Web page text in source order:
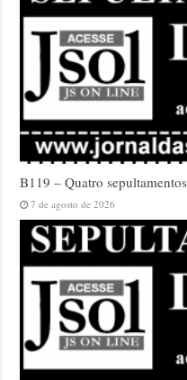
B119 – Quatro
7 de agosto de 2026